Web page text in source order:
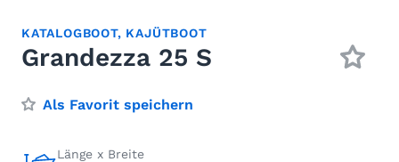
KATALOGBOOT, KAJÜTBOOT
Grandezza 25 S
Als Favorit speichern
Länge x Breite